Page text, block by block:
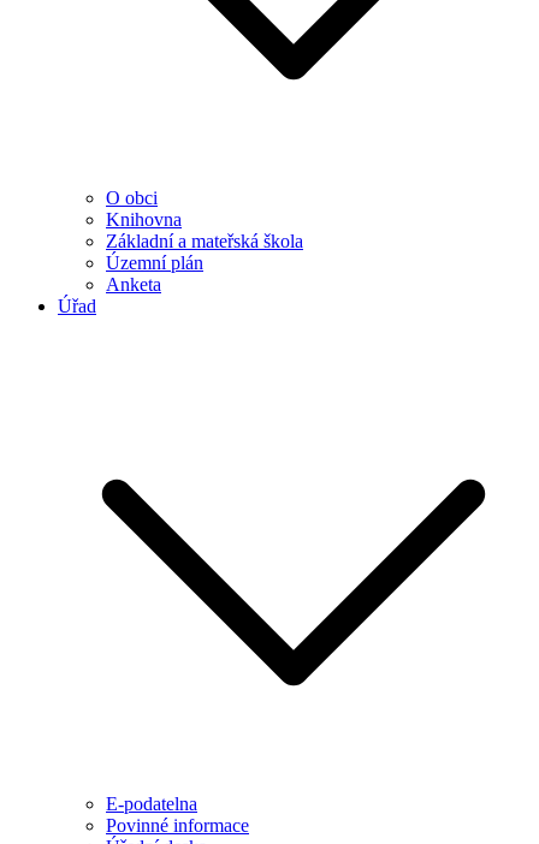
O obci
Knihovna
Základní a mateřská škola
Územní plán
Anketa
Úřad
E-podatelna
Povinné informace